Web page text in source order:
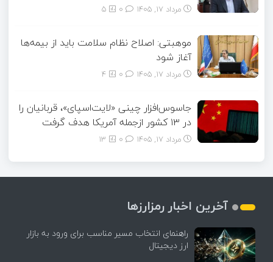
مرداد ۱۷, ۱۴۰۵ 5
موهبتی: اصلاح نظام سلامت باید از بیمه‌ها
آغاز شود
مرداد ۱۷, ۱۴۰۵ 4
جاسوس‌افزار چینی «لایت‌اسپای»، قربانیان را
در ۱۳ کشور ازجمله آمریکا هدف گرفت
مرداد ۱۷, ۱۴۰۵ 13
آخرین اخبار رمزارزها
راهنمای انتخاب مسیر مناسب برای ورود به بازار
ارز دیجیتال